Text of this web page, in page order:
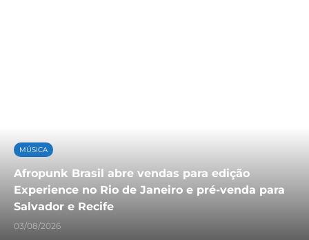
MÚSICA
Afropunk Brasil abre vendas para edição
Experience no Rio de Janeiro e pré-venda para
Salvador e Recife
03/08/2026